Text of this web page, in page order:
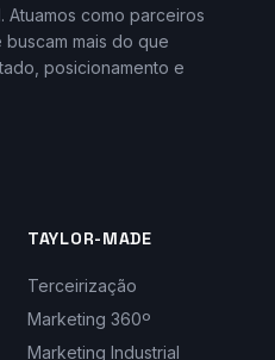
Atuamos como parceiros
mais do que
posicionamento e
TAYLOR-MADE
Terceirização
Marketing 360º
Marketing Industrial